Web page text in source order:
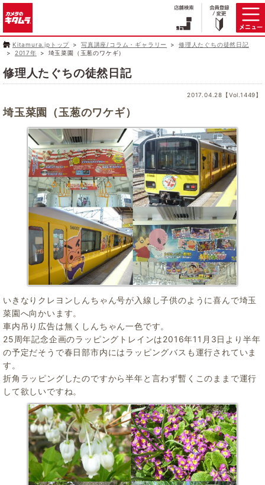
Kitamura.jpトップ 写真講座/コラム・ギャラリー
修理人たぐちの徒然日記
2017年
埼玉菜園（玉葱のワケギ）
修理人たぐちの徒然日記
2017.04.28【Vol.1449】
埼玉菜園（玉葱のワケギ）
いきなりクレヨンしんちゃん号が入線し子供のように喜んで埼玉
菜園へ向かいます。
車内吊り広告は無くしんちゃん一色です。
25周年記念企画のラッピングトレインは2016年11月3日より半年
の予定だそうで春日部市内にはラッピングバスも運行されていま
す。
折角ラッピングしたのですから半年と言わず暫くこのままで運行
して欲しいですね。